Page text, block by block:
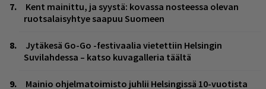
Kent mainittu, ja syystä: kovassa nosteessa olevan
ruotsalaisyhtye saapuu Suomeen
Jytäkesä Go-Go -festivaalia vietettiin Helsingin
Suvilahdessa – katso kuvagalleria täältä
Mainio ohjelmatoimisto juhlii Helsingissä 10-vuotista